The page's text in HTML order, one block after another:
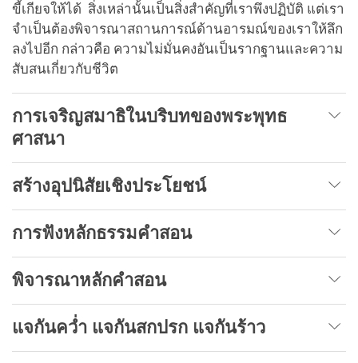
ขี้เกียจให้ได้ สิ่งเหล่านั้นเป็นสิ่งสำคัญที่เราพึงปฏิบัติ แต่เรา
จำเป็นต้องพิจารณาสถานการณ์ด้านอารมณ์ของเราให้ลึก
ลงไปอีก กล่าวคือ ความไม่มั่นคงอันเป็นรากฐานและความ
สับสนเกี่ยวกับชีวิต
การเจริญสมาธิในบริบทของพระพุทธ
ศาสนา
สร้างอุปนิสัยเชิงประโยชน์
การฟังหลักธรรมคำสอน
พิจารณาหลักคำสอน
แจกันคว่ำ แจกันสกปรก แจกันร้าว